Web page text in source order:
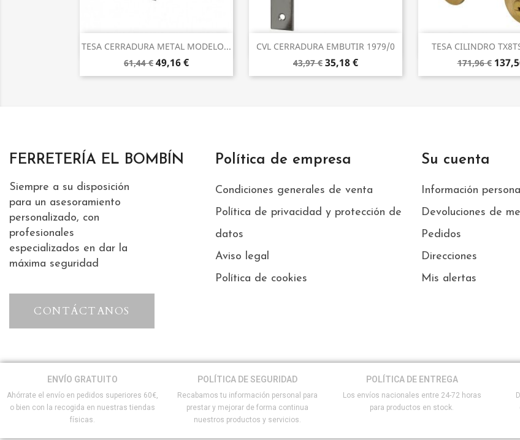
TESA CERRADURA METAL MODELO...
61,44 € 49,16 €
Vista rápida
CVL CERRADURA EMBUTIR 1979/0
43,97 € 35,18 €
Vista rápida
TESA CILINDRO
171,96 €
Vista
FERRETERÍA EL BOMBÍN
Siempre a su disposición
para un asesoramiento
personalizado, con
profesionales
especializados en dar la
máxima seguridad
CONTÁCTANOS
Política de empresa
Condiciones generales de venta
Política de privacidad y protección de
datos
Aviso legal
Política de cookies
Su cuenta
Información personal
Devoluciones de
Pedidos
Direcciones
Mis alertas
ENVÍO GRATUITO
Ahórrate el envío en pedidos superiores 60€,
o bien con la recogida en nuestras tiendas
físicas.
POLÍTICA DE SEGURIDAD
Recabamos tu información personal para
prestar y mejorar de forma continua
nuestros productos y servicios.
POLÍTICA DE ENTREGA
Los envíos nacionales entre 24-72 horas
para productos en stock.